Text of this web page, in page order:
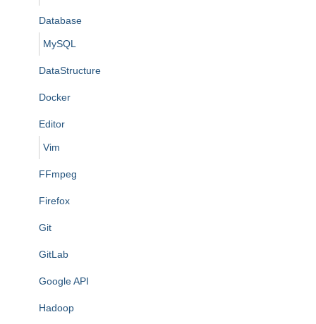
Database
MySQL
DataStructure
Docker
Editor
Vim
FFmpeg
Firefox
Git
GitLab
Google API
Hadoop